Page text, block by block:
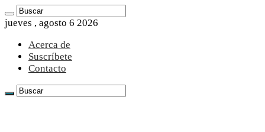
jueves , agosto 6 2026
Acerca de
Suscríbete
Contacto